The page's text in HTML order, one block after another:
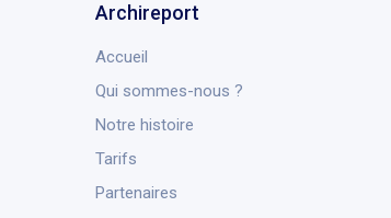
Archireport
Accueil
Qui sommes-nous ?
Notre histoire
Tarifs
Partenaires